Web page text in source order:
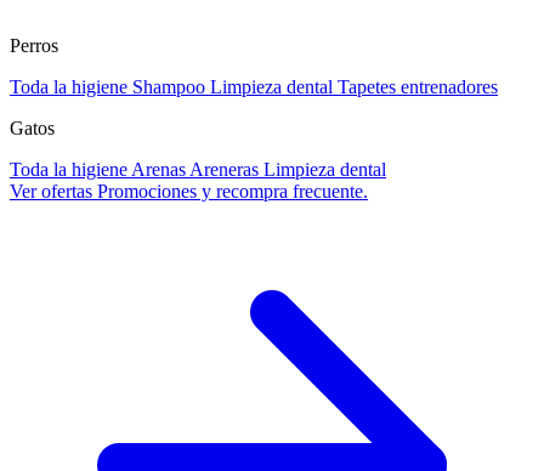
Perros
Toda la higiene Shampoo Limpieza dental Tapetes entrenadores
Gatos
Toda la higiene Arenas Areneras Limpieza dental
Ver ofertas Promociones y recompra frecuente.